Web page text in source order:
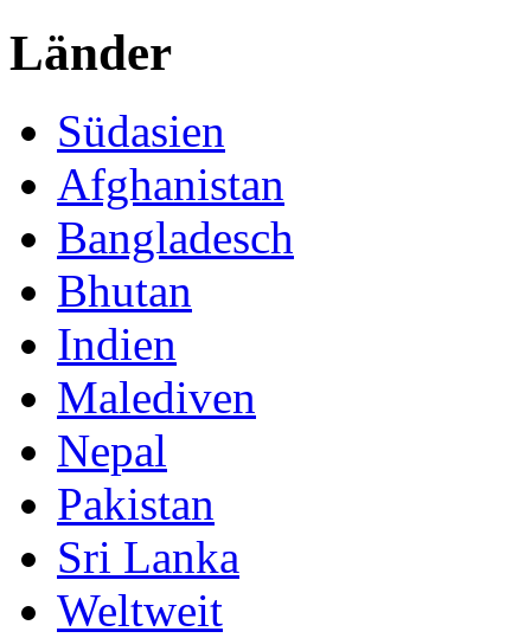
Länder
Südasien
Afghanistan
Bangladesch
Bhutan
Indien
Malediven
Nepal
Pakistan
Sri Lanka
Weltweit